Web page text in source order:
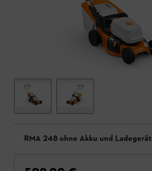
RMA 248 ohne Akku und Ladegerät